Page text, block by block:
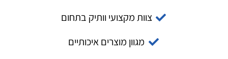
צוות מקצועי וותיק בתחום
מגוון מוצרים איכותיים